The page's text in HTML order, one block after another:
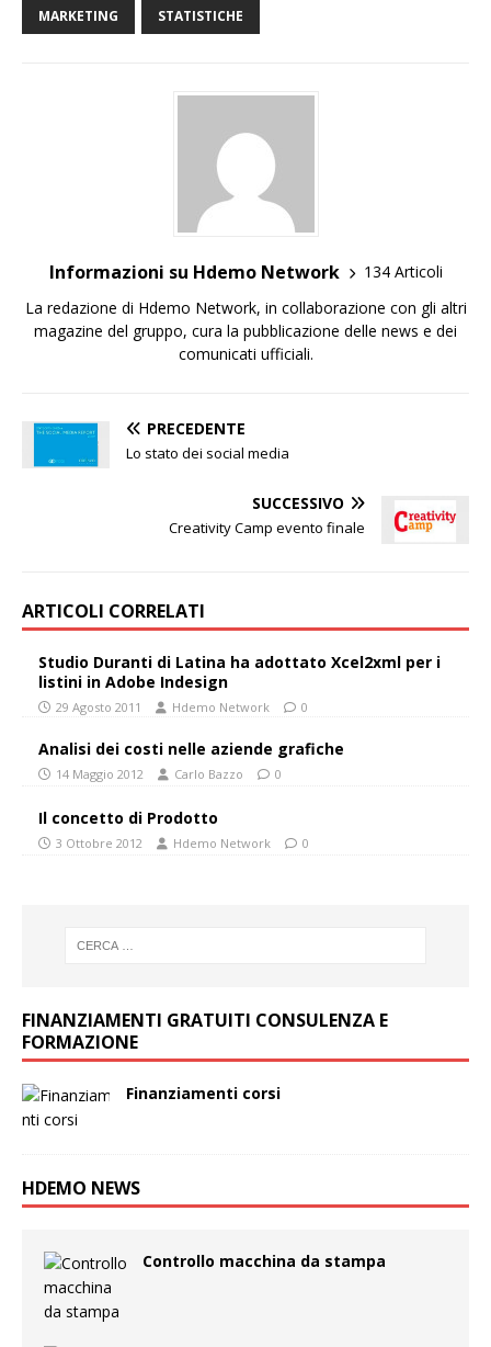
MARKETING STATISTICHE
Informazioni su Hdemo Network
134 Articoli
La redazione di Hdemo Network, in collaborazione con gli altri
magazine del gruppo, cura la pubblicazione delle news e dei
comunicati ufficiali.
PRECEDENTE
Lo stato dei social media
SUCCESSIVO
Creativity Camp evento finale
ARTICOLI CORRELATI
Studio Duranti di Latina ha adottato Xcel2xml per i
listini in Adobe Indesign
29 Agosto 2011 Hdemo Network 0
Analisi dei costi nelle aziende grafiche
14 Maggio 2012 Carlo Bazzo 0
Il concetto di Prodotto
3 Ottobre 2012 Hdemo Network 0
FINANZIAMENTI GRATUITI CONSULENZA E
FORMAZIONE
Finanziamenti corsi
HDEMO NEWS
Controllo macchina da stampa